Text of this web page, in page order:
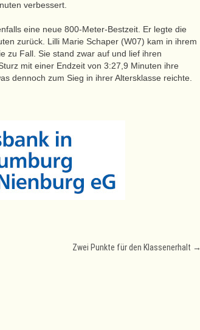
verbessert.
eine neue 800-Meter-Bestzeit. Er legte die
zurück. Lilli Marie Schaper (W07) kam in ihrem
zu Fall. Sie stand zwar auf und lief ihren
mit einer Endzeit von 3:27,9 Minuten ihre
dennoch zum Sieg in ihrer Altersklasse reichte.
Zwei Punkte für den Klassenerhalt →